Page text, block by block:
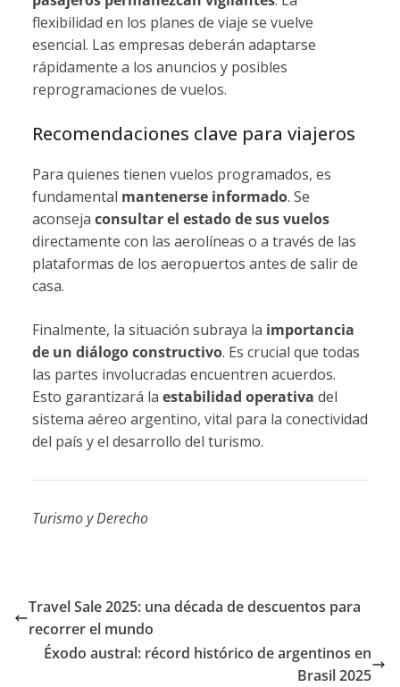
flexibilidad en los planes de viaje se vuelve
esencial. Las empresas deberán adaptarse
rápidamente a los anuncios y posibles
reprogramaciones de vuelos.
Recomendaciones clave para viajeros
Para quienes tienen vuelos programados, es
fundamental mantenerse informado. Se
aconseja consultar el estado de sus vuelos
directamente con las aerolíneas o a través de las
plataformas de los aeropuertos antes de salir de
casa.
Finalmente, la situación subraya la importancia
de un diálogo constructivo. Es crucial que todas
las partes involucradas encuentren acuerdos.
Esto garantizará la estabilidad operativa del
sistema aéreo argentino, vital para la conectividad
del país y el desarrollo del turismo.
Turismo y Derecho
Travel Sale 2025: una década de descuentos para
recorrer el mundo
Éxodo austral: récord histórico de argentinos en
Brasil 2025